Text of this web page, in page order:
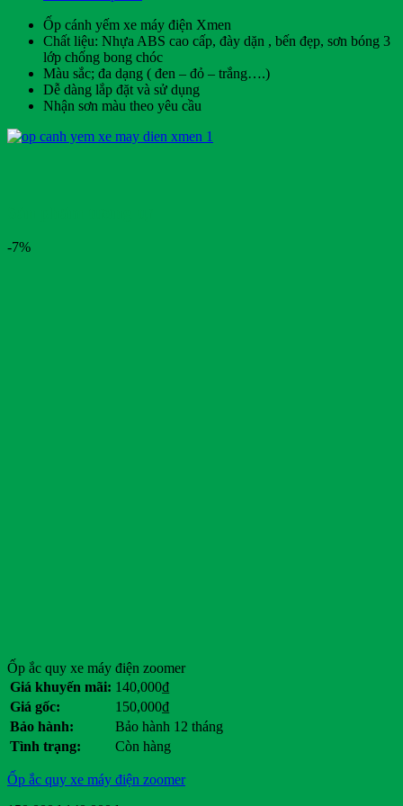
Ốp cánh yếm xe máy điện Xmen
Chất liệu: Nhựa ABS cao cấp, đày dặn , bến đẹp, sơn bóng 3
lớp chống bong chóc
Màu sắc; đa dạng ( đen – đỏ – trắng….)
Dễ dàng lắp đặt và sử dụng
Nhận sơn màu theo yêu cầu
-7%
Ốp ắc quy xe máy điện zoomer
Giá khuyến mãi: 140,000₫
Giá gốc:
150,000₫
Bảo hành:
Bảo hành 12 tháng
Tình trạng:
Còn hàng
Ốp ắc quy xe máy điện zoomer